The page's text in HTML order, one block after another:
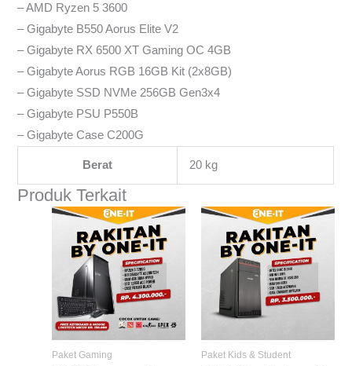
– AMD Ryzen 5 3600
– Gigabyte B550 Aorus Elite V2
– Gigabyte RX 6500 XT Gaming OC 4GB
– Gigabyte Aorus RGB 16GB Kit (2x8GB)
– Gigabyte SSD NVMe 256GB Gen3x4
– Gigabyte PSU P550B
– Gigabyte Case C200G
Berat 20 kg
Produk Terkait
Paket Gaming Paket Kids & Student